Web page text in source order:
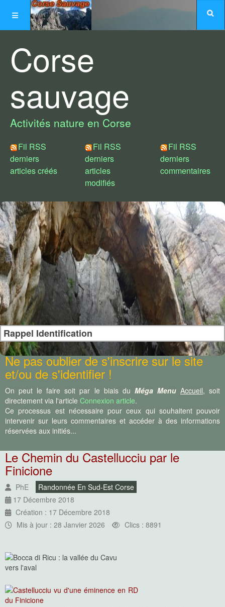
Corse
sauvage
Activités nature en Corse
Fil RSS
derniers
articles créés
Fil RSS
derniers
articles
modifiés
Fil RSS
derniers
commentaires
Choix de styles :
Rappel Identification
Ne pas oublier de s'inscrire sur le site
et/ou de s'identifier !
On peut le faire soit par le biais du Méga Menu Accueil, soit
directement via l'article Connexion article.
Ce processus est nécessaire pour ceux qui souhaitent pouvoir
intervenir sur leurs commentaires et accéder à des informations
réservées aux initiés...
Le Chemin du Castellucciu par le
Finicione
PhE
Randonnée En Sud-Est Corse
17 Décembre 2018
Création : 17 Décembre 2018
Mis à jour : 28 Janvier 2026
Clics : 8891